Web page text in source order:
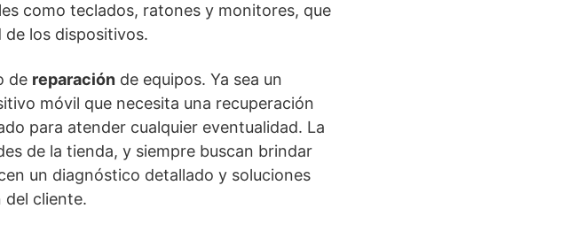
como teclados, ratones y monitores, que
los dispositivos.
de reparación de equipos. Ya sea un
móvil que necesita una recuperación
para atender cualquier eventualidad. La
de la tienda, y siempre buscan brindar
un diagnóstico detallado y soluciones
del cliente.